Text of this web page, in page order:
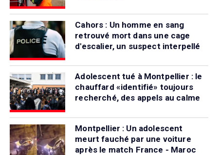
Cahors : Un homme en sang
retrouvé mort dans une cage
d'escalier, un suspect interpellé
Adolescent tué à Montpellier : le
chauffard «identifié» toujours
recherché, des appels au calme
Montpellier : Un adolescent
meurt fauché par une voiture
après le match France - Maroc